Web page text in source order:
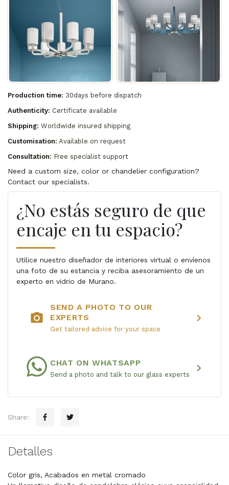
Production time: 30days before dispatch
Authenticity: Certificate available
Shipping: Worldwide insured shipping
Customisation: Available on request
Consultation: Free specialist support
Need a custom size, color or chandelier configuration?
Contact our specialists.
¿No estás seguro de que
encaje en tu espacio?
Utilice nuestro diseñador de interiores virtual o envíenos
una foto de su estancia y reciba asesoramiento de un
experto en vidrio de Murano.
photo_camera
SEND A PHOTO TO OUR
EXPERTS
Get tailored advice for your space
chevron_right
CHAT ON WHATSAPP
Send a photo and talk to our glass experts chevron_right
Share:
Detalles
Color gris, Acabados en metal cromado